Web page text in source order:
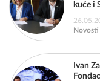
Novosti
kuće i
Ivan